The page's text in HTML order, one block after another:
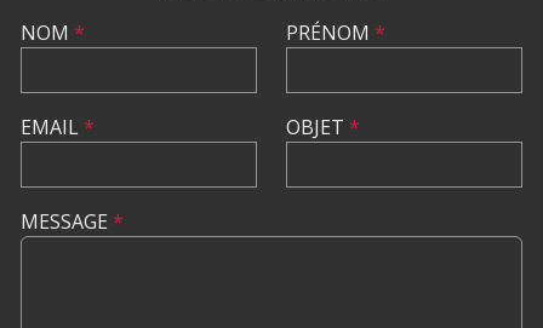
NOM *
EMAIL*
PRÉNOM *
OBJET *
MESSAGE *